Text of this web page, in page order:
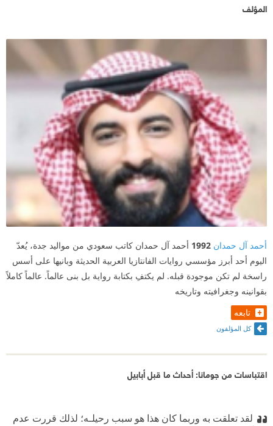
المؤلف
أحمد آل حمدان 1992 أحمد آل حمدان كاتب سعودي من مواليد جدة، يُعدّ
اليوم أحد أبرز مؤسسي روايات الفانتازيا العربية الحديثة وبانيها على أسس
راسخة لم تكن موجودة قبله. لم يكتفِ بكتابة رواية بل بنى عالماً. عالماً كاملاً
بقوانينه وجغرافيته وتاريخه
تابعه
كل المؤلفون
اقتباسات من جومانا: أحداث ما قبل أبابيل
لقد تعلقت به وربما كان هذا هو سبب رحيلـه؛ لذلك قررت عدم